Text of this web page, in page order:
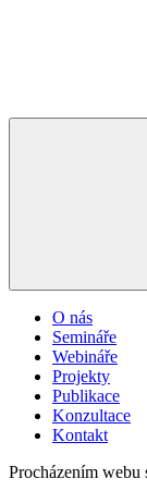
O nás
Semináře
Webináře
Projekty
Publikace
Konzultace
Kontakt
Procházením webu